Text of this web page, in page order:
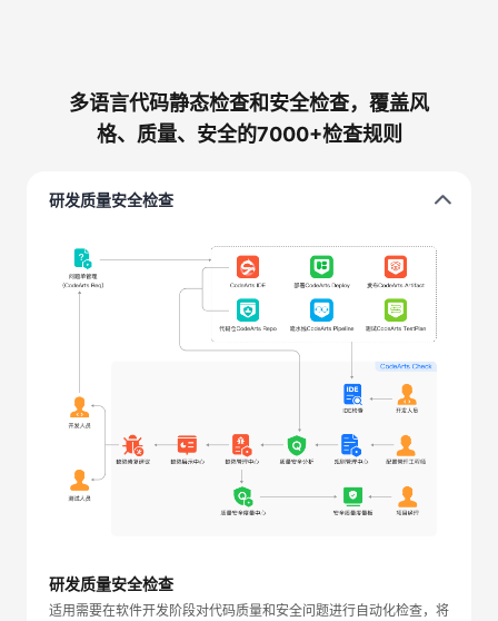
多语言代码静态检查和安全检查，覆盖风
格、质量、安全的7000+检查规则
研发质量安全检查
研发质量安全检查
适用需要在软件开发阶段对代码质量和安全问题进行自动化检查，将